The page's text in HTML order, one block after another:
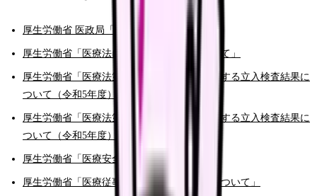
厚生労働省 医政局「報道発表資料」
厚生労働省「医療法に基づく立入検査について」
厚生労働省「医療法第25条に基づく病院に対する立入検査結果に
ついて（令和5年度）」
厚生労働省「医療法第25条に基づく病院に対する立入検査結果に
ついて（令和5年度）」
厚生労働省「医療安全対策」
厚生労働省「医療従事者の勤務環境の改善について」